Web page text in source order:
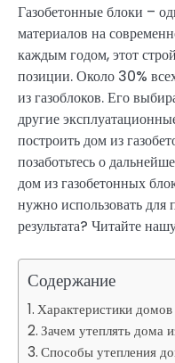
Газобетонные блоки –
материалов на
каждым годом, этот
позиции. Около 30%
из газоблоков. Его
другие
построить дом из
позаботьтесь о
дом из газобетонных
нужно использовать для
результата? Читайте
Содержание
Характеристики домов
Зачем утеплять дома
Способы утепления